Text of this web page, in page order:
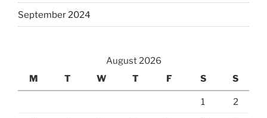
September 2024
August 2026
M
T W T F S S
1 2